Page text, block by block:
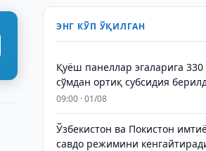
ЭНГ КЎП ЎҚИЛГАН
Қуёш панеллар эгаларига
сўмдан ортиқ субсидия
09:00 · 01/08
Ўзбекистон ва Покистон
савдо режимини